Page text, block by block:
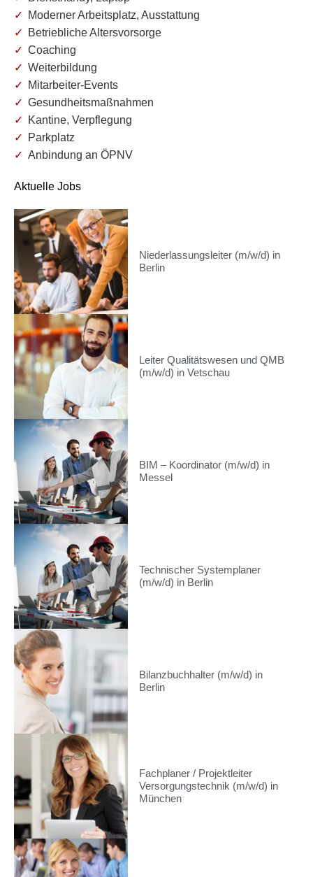
Moderner Arbeitsplatz, Ausstattung
Betriebliche Altersvorsorge
Coaching
Weiterbildung
Mitarbeiter-Events
Gesundheitsmaßnahmen
Kantine, Verpflegung
Parkplatz
Anbindung an ÖPNV
Aktuelle Jobs
Niederlassungsleiter (m/w/d) in
Berlin
Leiter Qualitätswesen und QMB
(m/w/d) in Vetschau
BIM – Koordinator (m/w/d) in
Messel
Technischer Systemplaner
(m/w/d) in Berlin
Bilanzbuchhalter (m/w/d) in
Berlin
Fachplaner / Projektleiter
Versorgungstechnik (m/w/d) in
München